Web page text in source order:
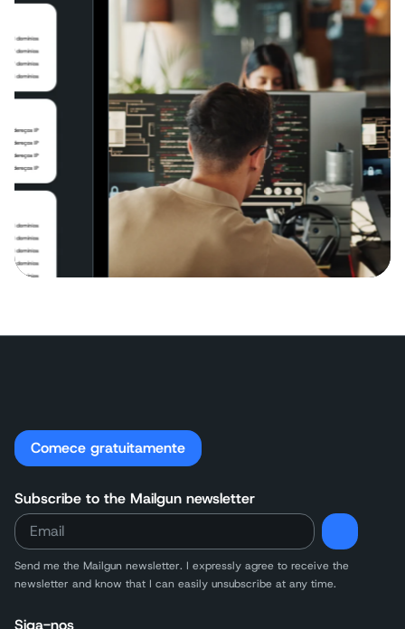
Comece gratuitamente
Subscribe to the Mailgun newsletter
Send me the Mailgun newsletter. I expressly agree to receive the
newsletter and know that I can easily unsubscribe at any time.
Siga-nos